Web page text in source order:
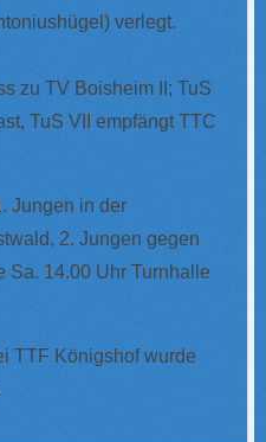
verlegt.
zu TV Boisheim II; TuS
TuS VII empfängt TTC
Jungen in der
2. Jungen gegen
Sa. 14.00 Uhr Turnhalle
TTF Königshof wurde